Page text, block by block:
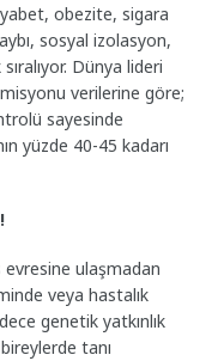
obezite, sigara
sosyal izolasyon,
Dünya lideri
verilerine göre;
sayesinde
yüzde 40-45 kadarı
evresine ulaşmadan
veya hastalık
genetik yatkınlık
tanı